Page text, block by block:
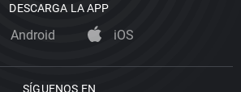
DESCARGA LA APP
Android iOS
SÍGUENOS EN